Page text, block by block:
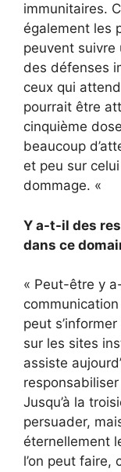
immunitaires.
également les
peuvent suivre
des défenses
ceux qui
pourrait être
cinquième
beaucoup
et peu sur
dommage. «
Y a-t-il des
dans ce
« Peut-être y
peut
sur les sites
assiste
Jusqu’à la
persuader,
éternellement
l’on peut faire,